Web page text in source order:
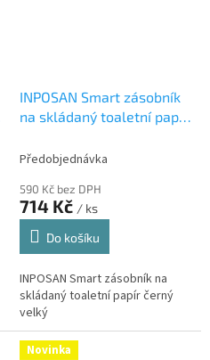
INPOSAN Smart zásobník
na skládaný toaletní papír
Předobjednávka
590 Kč bez DPH
714 Kč / ks
Do košíku
INPOSAN Smart zásobník na
skládaný toaletní papír černý
velký
Novinka